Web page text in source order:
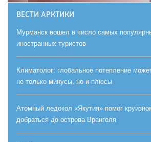
ВЕСТИ АРКТИКИ
Мурманск вошел в число самых
иностранных туристов
Климатолог: глобальное потепление
не только минусы, но и плюсы
Атомный ледокол «Якутия» помог
добраться до острова Врангеля